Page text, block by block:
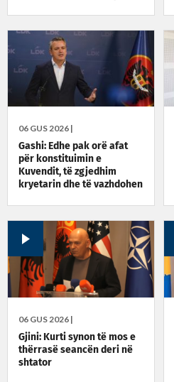
06 GUS 2026 |
Gashi: Edhe pak orë afat
për konstituimin e
Kuvendit, të zgjedhim
kryetarin dhe të vazhdohen
06 GUS 2026 |
Gjini: Kurti synon të mos e
thërrasë seancën deri në
shtator